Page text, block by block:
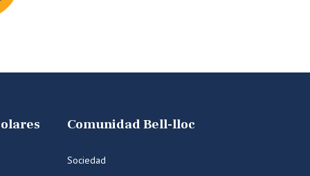
Comunidad Bell-lloc
Sociedad